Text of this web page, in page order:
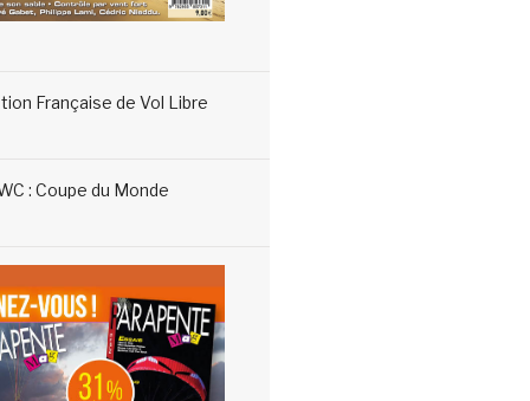
Française de Vol Libre
: Coupe du Monde